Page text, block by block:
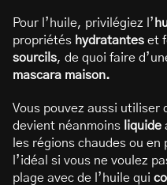
Pour l’huile, privilégiez l’
propriétés hydratantes et
sourcils, de quoi faire
mascara maison.
Vous pouvez aussi utiliser
devient néanmoins liquide
les régions chaudes ou
l’idéal si vous ne voulez
plage avec de l’huile qui